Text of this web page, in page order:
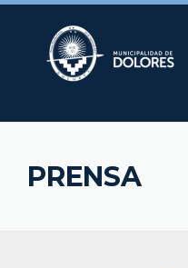
Skip
PRENSA